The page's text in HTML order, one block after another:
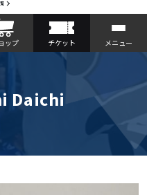
ップ チケット メニュー
Daichi